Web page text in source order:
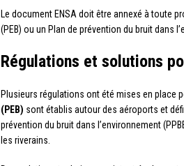
Le document ENSA doit être annexé à toute
(PEB) ou un Plan de prévention du bruit dans
Régulations et solutions
Plusieurs régulations ont été mises en place
(PEB) sont établis autour des aéroports et
prévention du bruit dans l’environnement
les riverains.